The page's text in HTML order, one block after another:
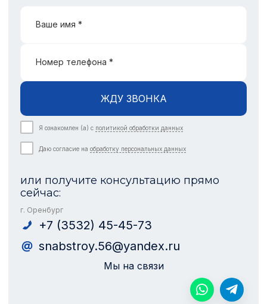
Ваше имя *
Номер телефона *
ЖДУ ЗВОНКА
Я ознакомлен (а) с политикой обработки данных
Даю согласие на обработку персональных данных
или получите консультацию прямо
сейчас:
г. Оренбург
+7 (3532) 45-45-73
snabstroy.56@yandex.ru
Мы на связи